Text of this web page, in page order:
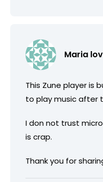
Maria
This Zune player is
to play music after
I don not trust
is crap.
Thank you for